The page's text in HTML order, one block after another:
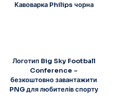
Кавоварка Philips чорна
Логотип Big Sky Football
Conference –
безкоштовно завантажити
PNG для любителів спорту